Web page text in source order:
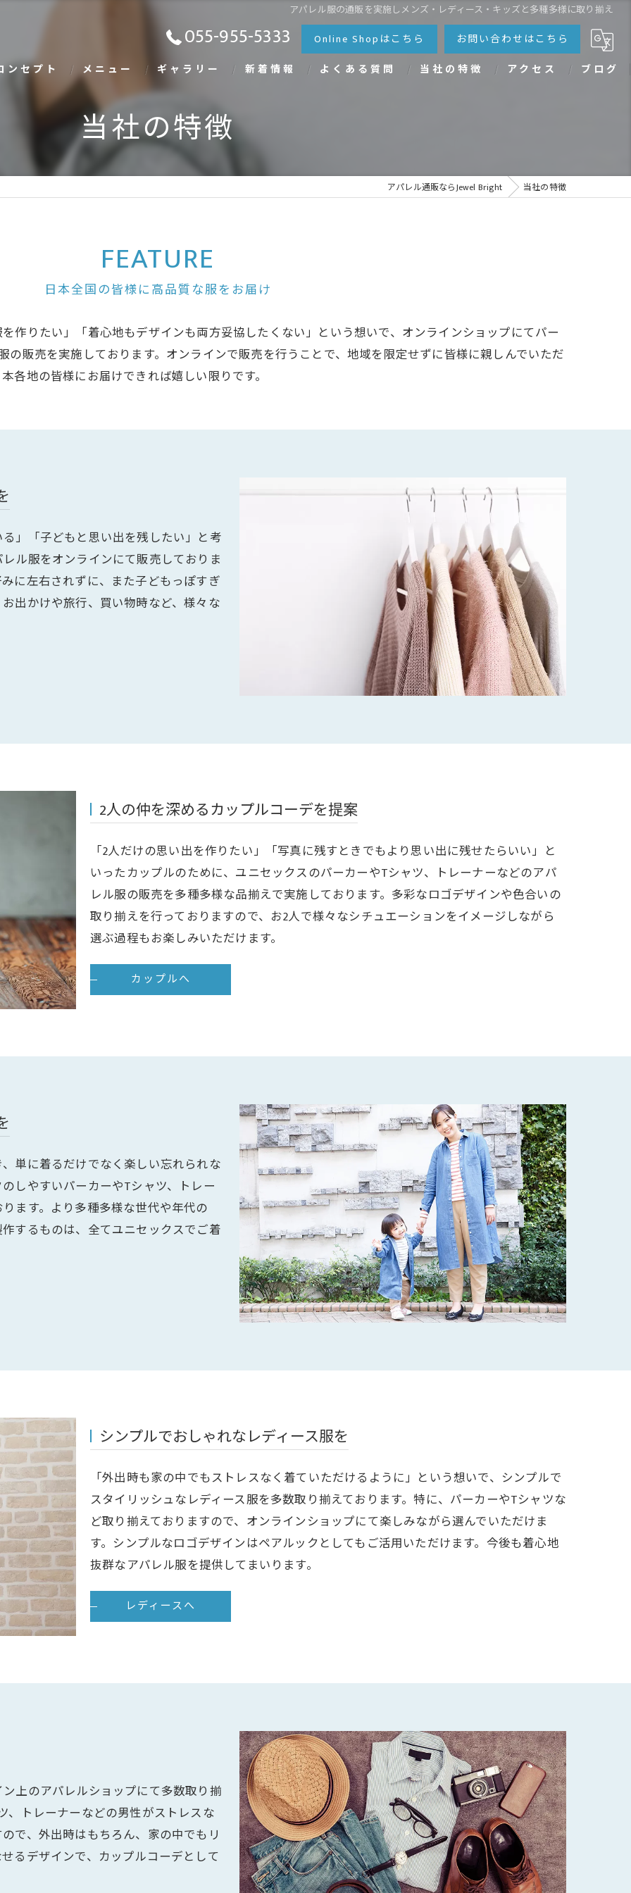
アパレル服の通販を実施しメンズ・レディース・キッズと多種多様に取り揃え
055-955-5333 Online Shopはこちら
お問い合わせはこちら
ンセプト
メニュー ギャラリー 新着情報 よくある質問 当社の特徴
ペアルック
アクセス ブログ
当社の特徴
アパレル通販ならJewel Bright 当社の特徴
日本全国の皆様に高品質な服をお届け
FEATURE
作りたい」「着心地もデザインも両方妥協したくない」という想いで、オンラインショップにてパー
販売を実施しております。オンラインで販売を行うことで、地域を限定せずに皆様に親しんでいただ
各地の皆様にお届けできれば嬉しい限りです。
」「子どもと思い出を残したい」と考
ル服をオンラインにて販売しておりま
に左右されずに、また 子どもっぽすぎ
出かけや旅行、買い物時など、様々な
2人の仲を深めるカップルコーデを提案
「2人だけの思い出を作りたい」「写真に残すときでもより思い出に残せたらいい」と
いったカップルのために、ユニセックスのパーカーやTシャツ、トレーナーなどのアパ
レル服の販売を多種多様な品揃えで実施しております。多彩なロゴデザインや色合いの
取り揃えを行っておりますので、お2人で様々なシチュエーションをイメージしながら
選ぶ過程もお楽しみいただけます。
カップルへ
単に着るだけでなく楽しい忘れられな
しやすいパーカーやTシャツ、トレー
ます。より多種多様な世代や年代の
するものは、全てユニセックスでご着
シンプルでおしゃれなレディース服を
「外出時も家の中でもストレスなく着ていただけるように」という想いで、シンプルで
スタイリッシュなレディース服を多数取り揃えております。特に、パーカーやTシャツな
ど取り揃えておりますので、オンラインショップにて楽しみながら選んでいただけま
す。シンプルなロゴデザインはペアルックとしてもご活用いただけます。今後も着心地
抜群なアパレル服を提供してまいります。
レディースへ
上のアパレルショップにて多数取り揃
、トレーナーなどの男性がストレスな
で、外出時はもちろん、家の中でもリ
るデザインで、カップルコーデとして